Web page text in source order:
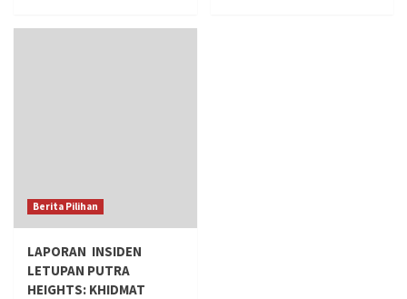
Berita Pilihan
LAPORAN INSIDEN
LETUPAN PUTRA
HEIGHTS: KHIDMAT